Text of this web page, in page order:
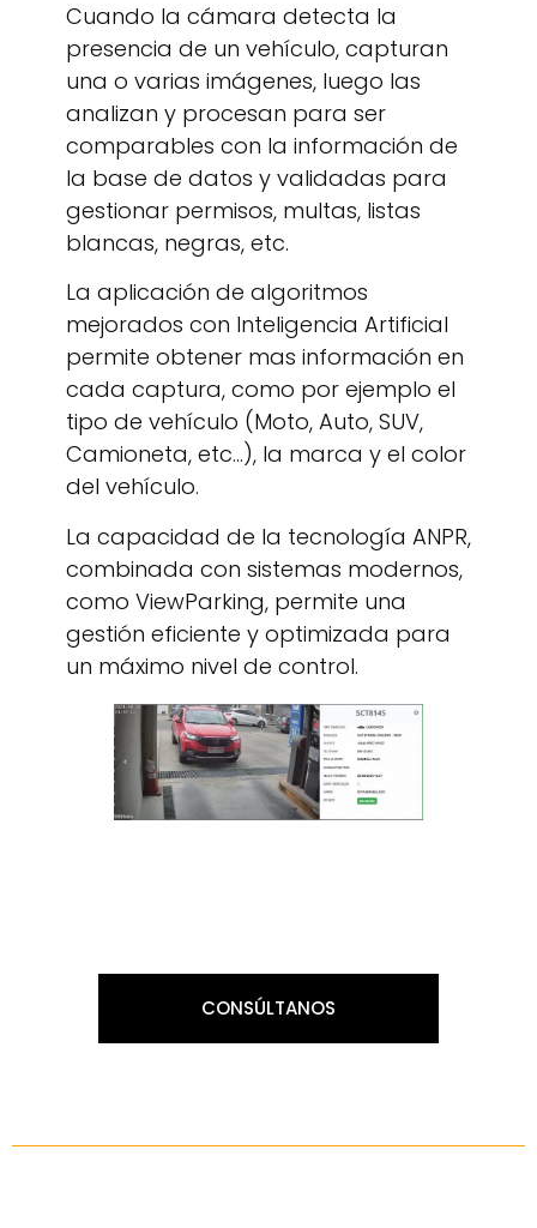
Cuando la cámara detecta la
presencia de un vehículo, capturan
una o varias imágenes, luego las
analizan y procesan para ser
comparables con la información de
la base de datos y validadas para
gestionar permisos, multas, listas
blancas, negras, etc.
La aplicación de algoritmos
mejorados con Inteligencia Artificial
permite obtener mas información en
cada captura, como por ejemplo el
tipo de vehículo (Moto, Auto, SUV,
Camioneta, etc…), la marca y el color
del vehículo.
La capacidad de la tecnología ANPR,
combinada con sistemas modernos,
como ViewParking, permite una
gestión eficiente y optimizada para
un máximo nivel de control.
CONSÚLTANOS